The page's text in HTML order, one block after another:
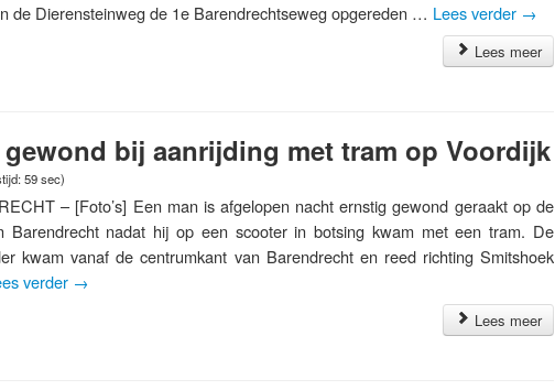
de Dierensteinweg de 1e Barendrechtseweg opgereden … Lees verder →
Lees meer
bij aanrijding met tram op Voordijk
59 sec)
– [Foto’s] Een man is afgelopen nacht ernstig gewond geraakt op de
Barendrecht nadat hij op een scooter in botsing kwam met een tram. De
kwam vanaf de centrumkant van Barendrecht en reed richting Smitshoek
verder →
Lees meer